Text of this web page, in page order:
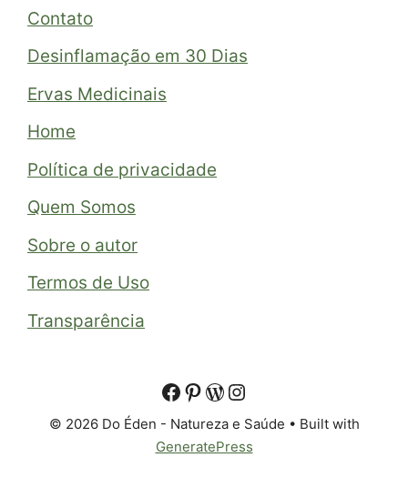
Contato
Desinflamação em 30 Dias
Ervas Medicinais
Home
Política de privacidade
Quem Somos
Sobre o autor
Termos de Uso
Transparência
© 2026 Do Éden - Natureza e Saúde • Built with
GeneratePress